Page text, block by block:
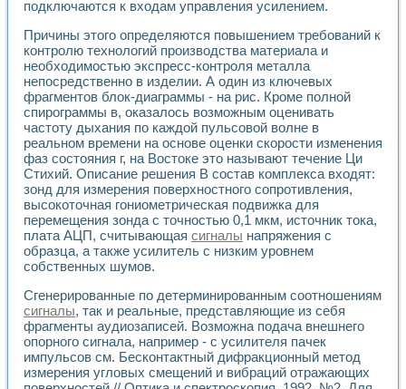
Автоматизация контроля сварных швов на базе
Измерительный контроль с применением
Моделирование надежности и эффективности систем
Лабораторные практикумы и учебные стенды
Автоматизация лабораторного стенда по измерению
Автоматизированные лабораторные комплексы для
Виртуальный прибор для исследования нелинейных
Использование виртуальных приборов в процесе
Использование программ ELECTRONICS WORKBENCH-
Лабораторный практикум по дисциплине «Цифровые
Лабораторный практикум по ИНС на основе LabVIEW
Лабораторный практикум по основам теории коммутации
Опыт использования NI LabVIEW для создания
Применение LabVIEW для исследования течения в
Создание виртуальной работы «Изучение магнитных
Обратный маятник
Лабораторный практикум: изучение адиабатического
Стенд для исследования электрических переходных
Система статистической обработки результатов
Автоматизация лазерно-плазменных измерений с
Модельно-измерительный комплекс. Назначение. Состав.
подключаются к входам управления усилением.
Причины этого определяются повышением требований к
контролю технологий производства материала и
необходимостью экспресс-контроля металла
непосредственно в изделии. А один из ключевых
фрагментов блок-диаграммы - на рис. Кроме полной
спирограммы в, оказалось возможным оценивать
частоту дыхания по каждой пульсовой волне в
реальном времени на основе оценки скорости изменения
фаз состояния г, на Востоке это называют течение Ци
Стихий. Описание решения В состав комплекса входят:
зонд для измерения поверхностного сопротивления,
высокоточная гониометрическая подвижка для
перемещения зонда с точностью 0,1 мкм, источник тока,
плата АЦП, считывающая сигналы напряжения с
образца, а также усилитель с низким уровнем
собственных шумов.
Сгенерированные по детерминированным соотношениям
сигналы, так и реальные, представляющие из себя
фрагменты аудиозаписей. Возможна подача внешнего
опорного сигнала, например - с усилителя пачек
импульсов см. Бесконтактный дифракционный метод
измерения угловых смещений и вибраций отражающих